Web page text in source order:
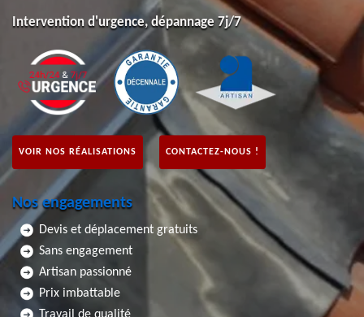
Intervention d'urgence, dépannage 7j/7
VOIR NOS RÉALISATIONS CONTACTEZ-NOUS !
Nos engagements
Devis et déplacement gratuits
Sans engagement
Artisan passionné
Prix imbattable